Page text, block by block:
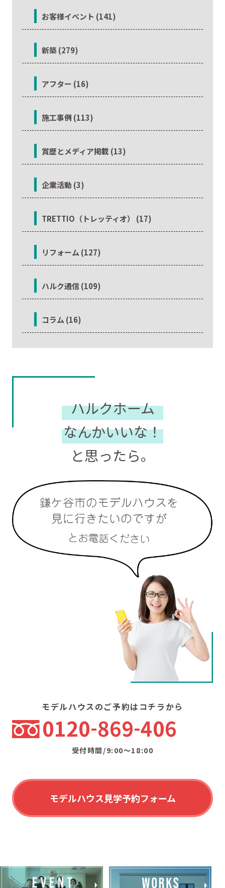
お客様イベント (141)
新築 (279)
アフター (16)
施工事例 (113)
賞歴とメディア掲載 (13)
企業活動 (3)
TRETTIO（トレッティオ） (17)
リフォーム (127)
ハルク通信 (109)
コラム (16)
ハルクホーム
なんかいいな！
と思ったら。
モデルハウスのご予約はコチラから
0120 869 406
受付時間/9:00〜18:00
モデルハウス見学予約フォーム